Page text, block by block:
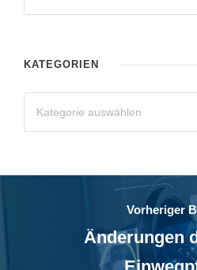
KATEGORIEN
Vorheriger
Änderungen